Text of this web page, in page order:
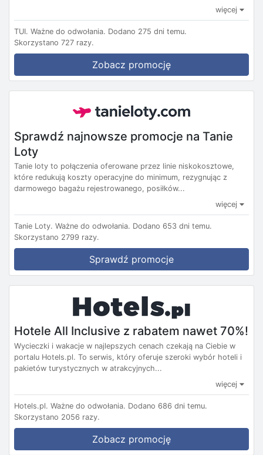
więcej
TUI. Ważne do odwołania. Dodano 275 dni temu.
Skorzystano 727 razy.
Zobacz promocję
Sprawdź najnowsze promocje na Tanie
Loty
Tanie loty to połączenia oferowane przez linie niskokosztowe,
które redukują koszty operacyjne do minimum, rezygnując z
darmowego bagażu rejestrowanego, posiłków...
więcej
Tanie Loty. Ważne do odwołania. Dodano 653 dni temu.
Skorzystano 2799 razy.
Sprawdź promocje
Hotele All Inclusive z rabatem nawet 70%!
Wycieczki i wakacje w najlepszych cenach czekają na Ciebie w
portalu Hotels.pl. To serwis, który oferuje szeroki wybór hoteli i
pakietów turystycznych w atrakcyjnych...
więcej
Hotels.pl. Ważne do odwołania. Dodano 686 dni temu.
Skorzystano 2056 razy.
Zobacz promocję